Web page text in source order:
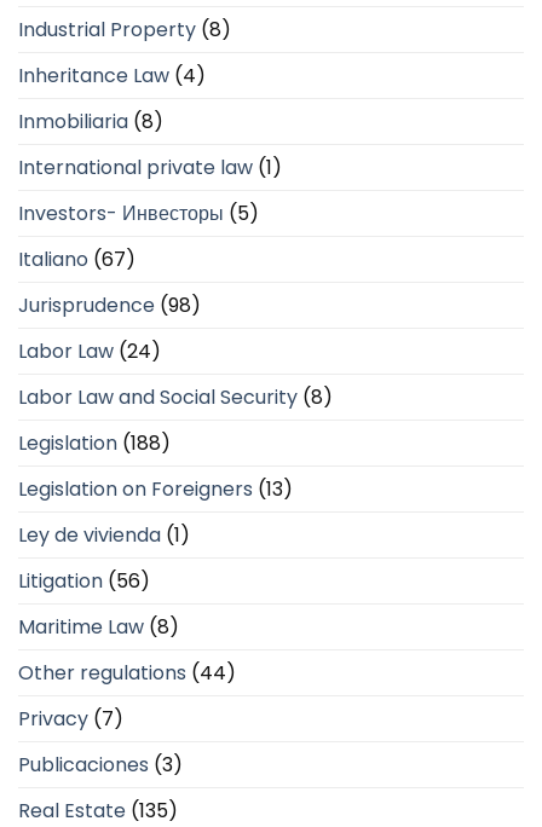
Industrial Property (8)
Inheritance Law (4)
Inmobiliaria (8)
International private law (1)
Investors- Инвесторы (5)
Italiano (67)
Jurisprudence (98)
Labor Law (24)
Labor Law and Social Security (8)
Legislation (188)
Legislation on Foreigners (13)
Ley de vivienda (1)
Litigation (56)
Maritime Law (8)
Other regulations (44)
Privacy (7)
Publicaciones (3)
Real Estate (135)